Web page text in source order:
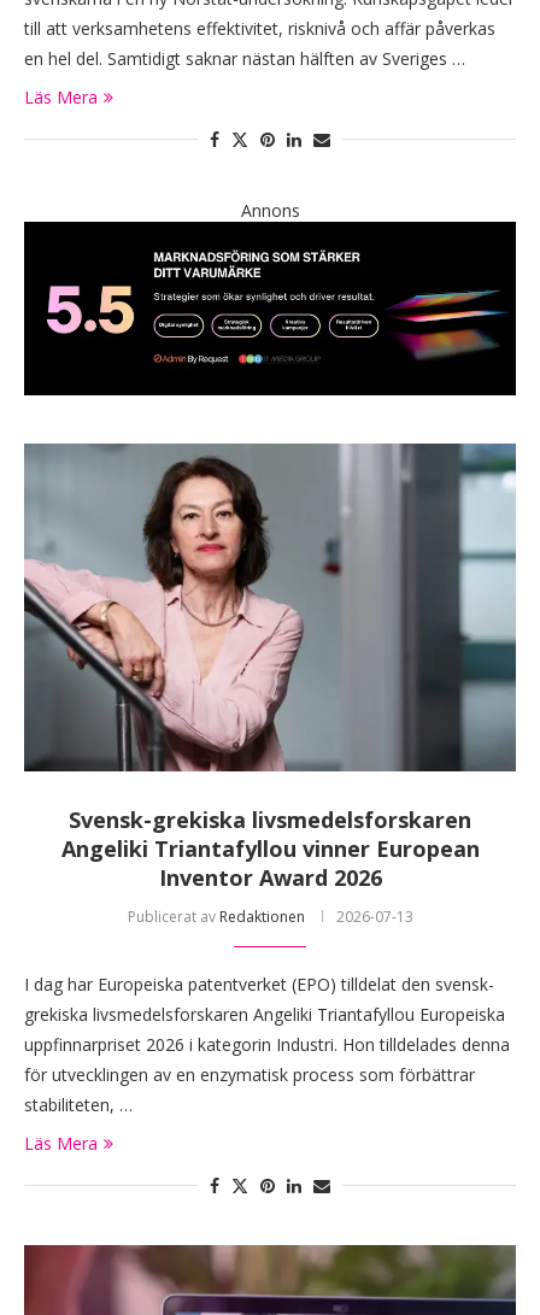
till att verksamhetens effektivitet, risknivå och affär påverkas
en hel del. Samtidigt saknar nästan hälften av Sveriges …
Läs Mera
Annons
Svensk-grekiska livsmedelsforskaren
Angeliki Triantafyllou vinner European
Inventor Award 2026
Publicerat av Redaktionen 2026-07-13
I dag har Europeiska patentverket (EPO) tilldelat den svensk-
grekiska livsmedelsforskaren Angeliki Triantafyllou Europeiska
uppfinnarpriset 2026 i kategorin Industri. Hon tilldelades denna
för utvecklingen av en enzymatisk process som förbättrar
stabiliteten, …
Läs Mera